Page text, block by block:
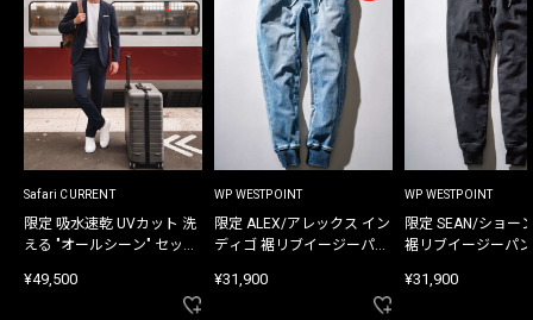
Safari CURRENT
限定 吸水速乾 UVカット 洗
える "オールシーン" セット
¥49,500
WP WESTPOINT
限定 ALEX/アレックス イン
ディゴ 裾リブイージーパン
¥31,900
WP WESTPOINT
限定 SEAN/ショー
裾リブイージーパ
¥31,900